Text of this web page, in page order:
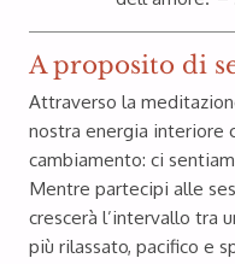
A proposito di
Attraverso la
nostra energia interiore
cambiamento: ci
Mentre partecipi alle
crescerà l’intervallo tra
più rilassato, pacifico e